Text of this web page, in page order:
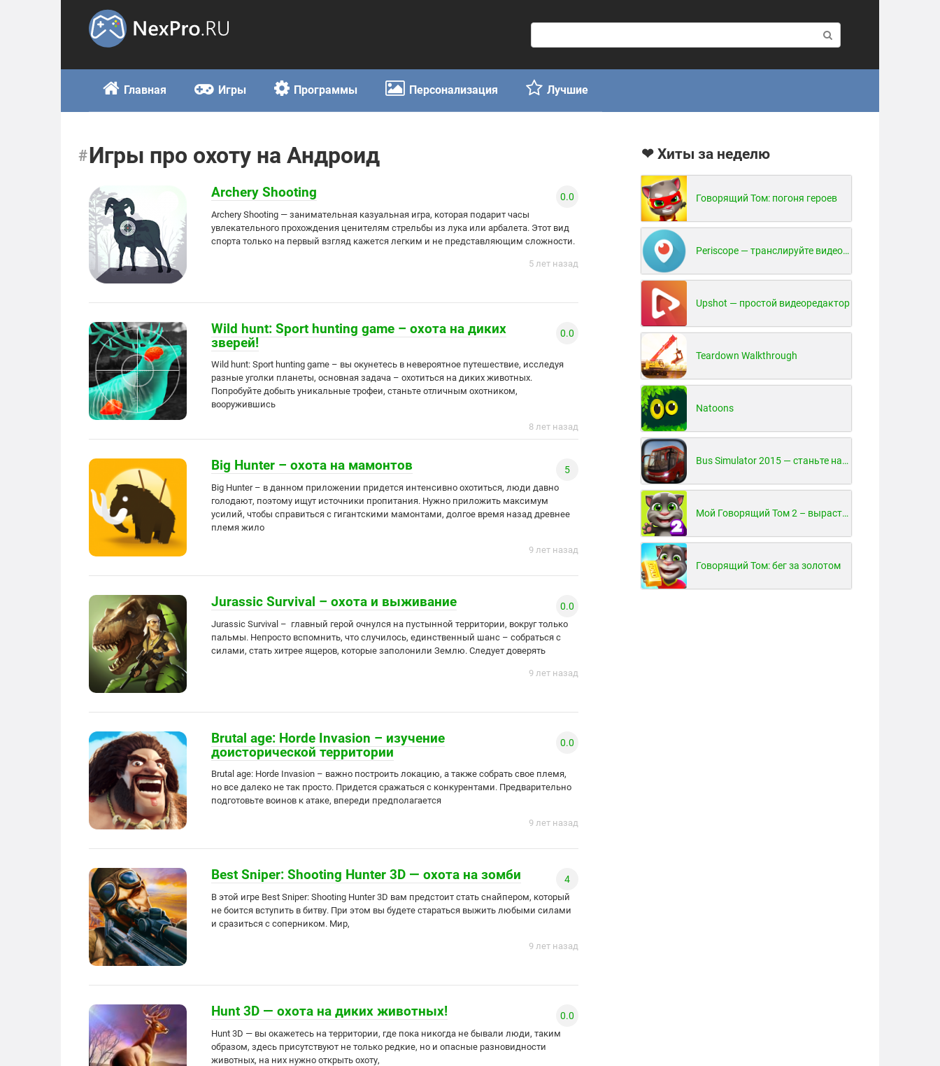
о
с
к
:
Главная Игры Программы Персонализация Лучшие
Игры про охоту на Андроид
Archery Shooting 0.0
Archery Shooting — занимательная казуальная игра, которая подарит часы
увлекательного прохождения ценителям стрельбы из лука или арбалета. Этот вид
спорта только на первый взгляд кажется легким и не представляющим сложности.
5 лет назад
Wild hunt: Sport hunting game – охота на диких
зверей!
0.0
Wild hunt: Sport hunting game – вы окунетесь в невероятное путешествие, исследуя
разные уголки планеты, основная задача – охотиться на диких животных.
Попробуйте добыть уникальные трофеи, станьте отличным охотником,
вооружившись
8 лет назад
Big Hunter – охота на мамонтов 5
Big Hunter – в данном приложении придется интенсивно охотиться, люди давно
голодают, поэтому ищут источники пропитания. Нужно приложить максимум
усилий, чтобы справиться с гигантскими мамонтами, долгое время назад древнее
племя жило
9 лет назад
Jurassic Survival – охота и выживание 0.0
Jurassic Survival – главный герой очнулся на пустынной территории, вокруг только
пальмы. Непросто вспомнить, что случилось, единственный шанс – собраться с
силами, стать хитрее ящеров, которые заполонили Землю. Следует доверять
9 лет назад
Brutal age: Horde Invasion – изучение
доисторической территории
0.0
Brutal age: Horde Invasion – важно построить локацию, а также собрать свое племя,
но все далеко не так просто. Придется сражаться с конкурентами. Предварительно
подготовьте воинов к атаке, впереди предполагается
9 лет назад
Best Sniper: Shooting Hunter 3D — охота на зомби 4
В этой игре Best Sniper: Shooting Hunter 3D вам предстоит стать снайпером, который
не боится вступить в битву. При этом вы будете стараться выжить любыми силами
и сразиться с соперником. Мир,
9 лет назад
Hunt 3D — охота на диких животных! 0.0
Hunt 3D — вы окажетесь на территории, где пока никогда не бывали люди, таким
образом, здесь присутствуют не только редкие, но и опасные разновидности
животных, на них нужно открыть охоту,
❤ Хиты за неделю
Говорящий Том: погоня героев
Periscope — транслируйте видео в реальном времени!
Upshot — простой видеоредактор
Teardown Walkthrough
Natoons
Bus Simulator 2015 — станьте настоящим водителем автобуса!
Мой Говорящий Том 2 – вырасти и воспитай своего котенка
Говорящий Том: бег за золотом